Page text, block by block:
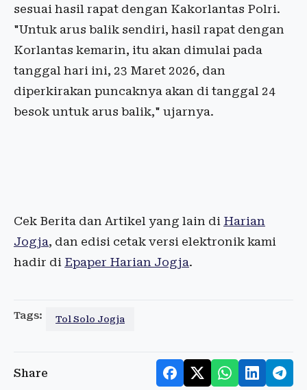
sesuai hasil rapat dengan Kakorlantas Polri.
"Untuk arus balik sendiri, hasil rapat dengan
Korlantas kemarin, itu akan dimulai pada
tanggal hari ini, 23 Maret 2026, dan
diperkirakan puncaknya akan di tanggal 24
besok untuk arus balik," ujarnya.
Cek Berita dan Artikel yang lain di Harian
Jogja, dan edisi cetak versi elektronik kami
hadir di Epaper Harian Jogja.
Tags: Tol Solo Jogja
Share